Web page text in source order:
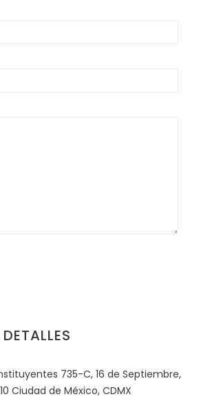
735-C, 16 de Septiembre,
Ciudad de México, CDMX